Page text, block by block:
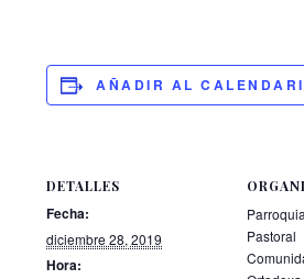
AÑADIR AL
DETALLES
Fecha:
diciembre 28, 2019
Hora:
Pastoral